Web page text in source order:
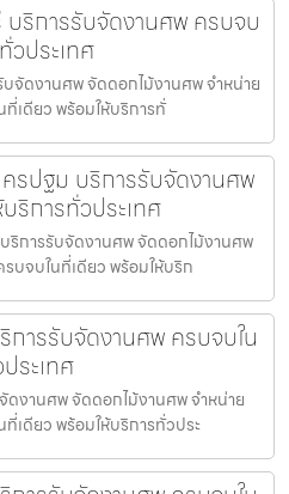
ริการรับจัดงานศพ ครบจบ
วประเทศ
จัดงานศพ จัดดอกไม้งานศพ จำหน่าย
ที่เดียว พร้อมให้บริการทั่
รปฐม บริการรับจัดงานศพ
ริการทั่วประเทศ
ริการรับจัดงานศพ จัดดอกไม้งานศพ
บจบในที่เดียว พร้อมให้บริก
การรับจัดงานศพ ครบจบใน
ระเทศ
ดงานศพ จัดดอกไม้งานศพ จำหน่าย
เดียว พร้อมให้บริการทั่วประ